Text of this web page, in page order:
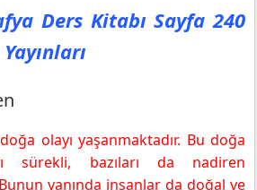
Ders Kitabı Sayfa 242 Cevapları MEB
Ders Kitabı Sayfa 240
olayı yaşanmaktadır. Bu doğa
sürekli, bazıları da nadiren
yanında insanlar da doğal ve